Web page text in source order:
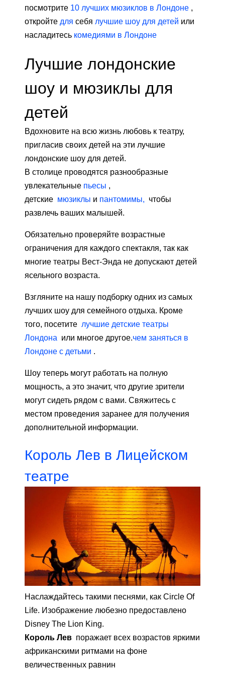
посмотрите 10 лучших мюзиклов в Лондоне ,
откройте для себя лучшие шоу для детей или
насладитесь комедиями в Лондоне
Лучшие лондонские
шоу и мюзиклы для
детей
Вдохновите на всю жизнь любовь к театру,
пригласив своих детей на эти лучшие
лондонские шоу для детей.
В столице проводятся разнообразные
увлекательные пьесы ,
детские мюзиклы и пантомимы, чтобы
развлечь ваших малышей.
Обязательно проверяйте возрастные
ограничения для каждого спектакля, так как
многие театры Вест-Энда не допускают детей
ясельного возраста.
Взгляните на нашу подборку одних из самых
лучших шоу для семейного отдыха. Кроме
того, посетите лучшие детские театры
Лондона или многое другое.чем заняться в
Лондоне с детьми .
Шоу теперь могут работать на полную
мощность, а это значит, что другие зрители
могут сидеть рядом с вами. Свяжитесь с
местом проведения заранее для получения
дополнительной информации.
Король Лев в Лицейском
театре
Наслаждайтесь такими песнями, как Circle Of
Life. Изображение любезно предоставлено
Disney The Lion King.
Король Лев поражает всех возрастов яркими
африканскими ритмами на фоне
величественных равнин